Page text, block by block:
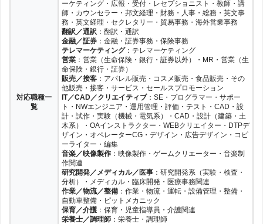
対応職種一
覧
ーケティング・広報・受付・レセプショニスト・教師・講
師・カウンセラー・邦文経理・財務・人事・総務・英文事
務・英文経理・セクレタリー・貿易事務・海外営業事務
翻訳／通訳 ：翻訳・通訳
金融／証券 ：金融・証券事務・保険事務
テレマーケティング：テレマーケティング
営業 ：営業（生命保険・銀行・証券以外）・MR・営業（生
命保険・銀行・証券）
販売／接客 ：アパレル販売・コスメ販売・食品販売・その
他販売・接客・サービス・セールスプロモーション
IT／CAD／クリエイティブ：SE・プログラマー・サポー
ト・NWエンジニア・運用管理・評価・テスト・CAD・設
計・試作・実験（機械・電気系）・CAD・設計（建築・土
木系）・OAインストラクター・WEBクリエイター・DTPデ
ザイン・オペレーターCG・デザイン・広告デザイン・コピ
ーライター・編集
音楽／映像製作 ：映像製作・ゲームクリエーター・音楽制
作関連
研究開発／メディカル／医事 ：研究開発系（実験・検査・
分析）・メディカル・臨床開発・医療事務関連
作業／物流／整備 ：作業・物流・運転・設備管理・整備・
自動車整備・ピットメカニック
保育／介護 ：保育・児童指導員・介護関連
栄養士／調理師 ：栄養士・調理師